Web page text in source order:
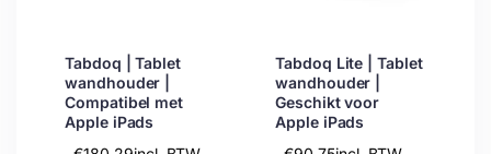
Tabdoq | Tablet
wandhouder |
Compatibel met
Apple iPads
Tabdoq Lite | Tablet
wandhouder |
Geschikt voor
Apple iPads